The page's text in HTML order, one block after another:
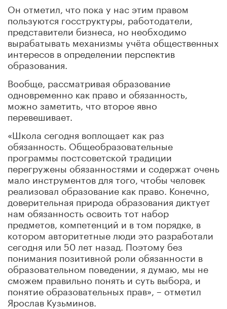
Он отметил, что пока у нас этим правом
пользуются госструктуры, работодатели,
представители бизнеса, но необходимо
вырабатывать механизмы учёта общественных
интересов в определении перспектив
образования.
Вообще, рассматривая образование
одновременно как право и обязанность,
можно заметить, что второе явно
перевешивает.
«Школа сегодня воплощает как раз
обязанность. Общеобразовательные
программы постсоветской традиции
перегружены обязанностями и содержат очень
мало инструментов для того, чтобы человек
реализовал образование как право. Конечно,
доверительная природа образования диктует
нам обязанность освоить тот набор
предметов, компетенций и в том порядке, в
котором авторитетные люди это разработали
сегодня или 50 лет назад. Поэтому без
понимания позитивной роли обязанности в
образовательном поведении, я думаю, мы не
сможем правильно понять и суть выбора, и
понятие образовательных прав», – отметил
Ярослав Кузьминов.